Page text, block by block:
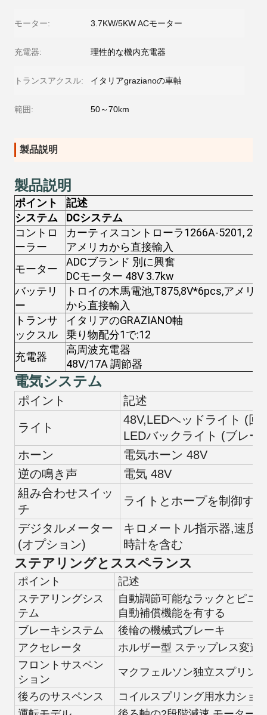
モーター: 3.7KW/5KW ACモーター
充電器: 理性的な機内充電器
トランスアクスル: イタリアgrazianoの車軸
範囲: 50～70km
製品説明
製品説明
ポイント
記述
システム
DCシステム
コントロ
ーラー
カーティスコントローラ1266A-5201,
アメリカから直接輸入
モーター
ADCブランド 別に興奮
DCモーター 48V 3.7kw
バッテリ
ー
トロイの木馬電池,T875,8V*6pcs,アメリカ
から直接輸入
トランサ
ックスル
イタリアのGRAZIANO軸
乗り物配分1で:12
充電器
高周波充電器
48V/17A 調節器
電気システム
ポイント 記述
ライト
48V,LEDヘッドライト (回
LEDバックライト (ブレー
ホーン
電気ホーン 48V
逆の鳴き声
電気 48V
組み合わせスイッ
チ
ライトとホープを制御する
デジタルメーター
(オプション)
キロメートル指示器,速度
時計を含む
ステアリングとススペランス
ポイント
記述
ステアリングシス
テム
自動調節可能なラックとピニ
自動補償機能を有する
ブレーキシステム
後輪の機械式ブレーキ
アクセレータ
ホルザー型 ステップレス変速
フロントサスペン
ション
マクフェルソン独立スプリン
後ろのサスペンス
コイルスプリング用水力ショ